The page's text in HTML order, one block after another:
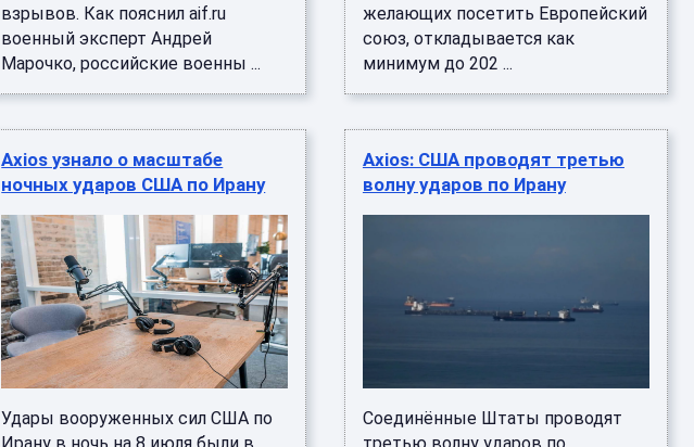
взрывов. Как пояснил aif.ru
военный эксперт Андрей
Марочко, российские военны ...
желающих посетить Европейский
союз, откладывается как
минимум до 202 ...
Axios узнало о масштабе
ночных ударов США по Ирану
Удары вооруженных сил США по
Axios: США проводят третью
волну ударов по Ирану
Соединённые Штаты проводят